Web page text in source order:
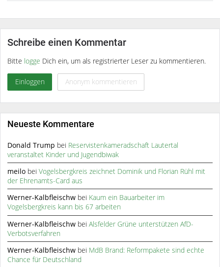
Schreibe einen Kommentar
Bitte logge Dich ein, um als registrierter Leser zu kommentieren.
Einloggen Anonym kommentieren
Neueste Kommentare
Donald Trump bei Reservistenkameradschaft Lautertal
veranstaltet Kinder und Jugendbiwak
meilo beiVogelsbergkreis zeichnet Dominik und Florian Rühl mit
der Ehrenamts-Card aus
Werner-Kalbfleischw bei Kaum ein Bauarbeiter im
Vogelsbergkreis kann bis 67 arbeiten
Werner-Kalbfleischw beiAlsfelder Grüne unterstützen AfD-
Verbotsverfahren
Werner-Kalbfleischw bei MdB Brand: Reformpakete sind echte
Chance für Deutschland